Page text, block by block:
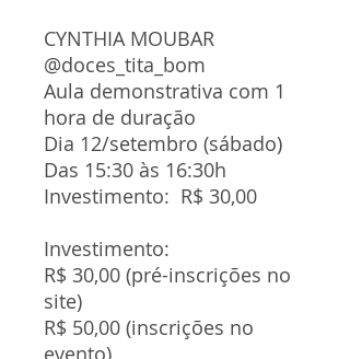
CYNTHIA MOUBAR
@doces_tita_bom
Aula demonstrativa com 1
hora de duração
Dia 12/setembro (sábado)
Das 15:30 às 16:30h
Investimento: R$ 30,00
Investimento:
R$ 30,00 (pré-inscrições no
site)
R$ 50,00 (inscrições no
evento)